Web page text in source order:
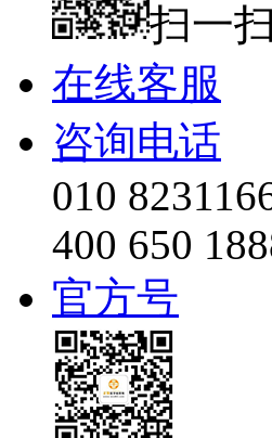
扫一
在线客服
咨询电话
010
400 650
官方号